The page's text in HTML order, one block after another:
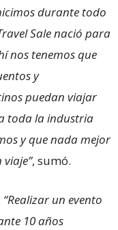
durante todo
Sale nació para
nos tenemos que
y
puedan viajar
toda la industria
y que nada mejor
, sumó.
“Realizar un evento
10 años